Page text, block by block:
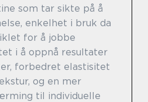
som tar sikte på å
enkelhet i bruk da
for å jobbe
i å oppnå resultater
forbedret elastisitet
og en mer
til individuelle